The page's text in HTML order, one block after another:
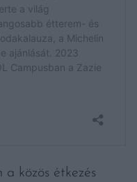
közös étkezés